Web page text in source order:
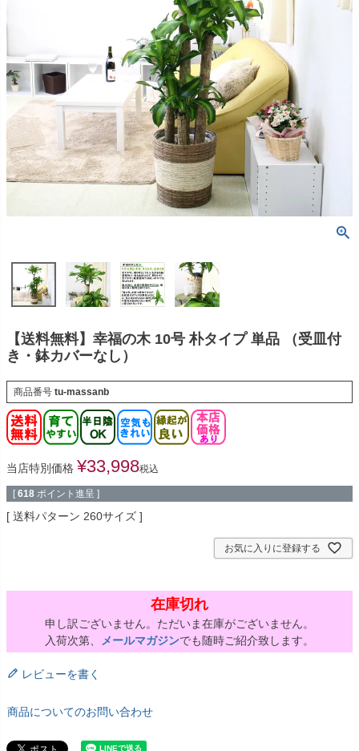
【送料無料】幸福の木 10号 朴タイプ 単品 （受皿付
き・鉢カバーなし）
商品番号 tu-massanb
当店特別価格 ¥33,998税込
[ 618 ポイント進呈 ]
送料パターン 260サイズ
お気に入りに登録する
在庫切れ
申し訳ございません。ただいま在庫がございません。
入荷次第、
メールマガジンでも随時ご紹介致します。
レビューを書く
商品についてのお問い合わせ